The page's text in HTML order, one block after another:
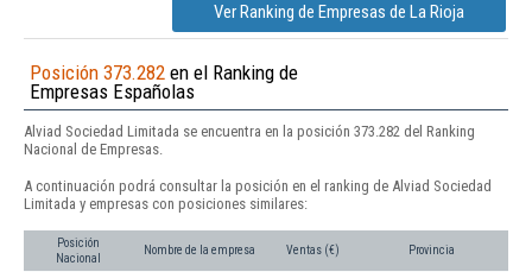
Ver Ranking de Empresas de La Rioja
Posición 373.282 en el Ranking de
Empresas Españolas
Alviad Sociedad Limitada se encuentra en la posición 373.282 del Ranking
Nacional de Empresas.
A continuación podrá consultar la posición en el ranking de Alviad Sociedad
Limitada y empresas con posiciones similares:
Posición
Nacional
Nombre de la empresa Ventas (€) Provincia